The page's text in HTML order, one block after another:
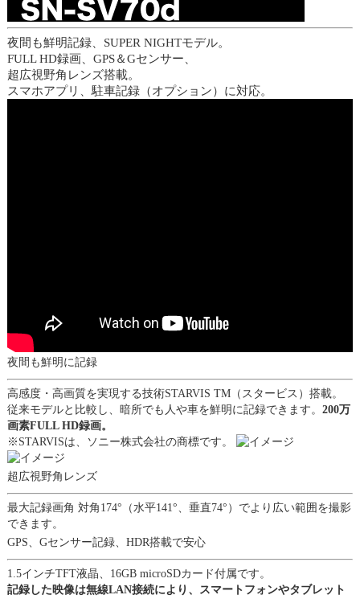
夜間も鮮明記録、SUPER NIGHTモデル。
FULL HD録画、GPS＆Gセンサー、
超広視野角レンズ搭載。
スマホアプリ、駐車記録（オプション）に対応。
夜間も鮮明に記録
高感度・高画質を実現する技術STARVIS TM（スタービス）搭載。
従来モデルと比較し、暗所でも人や車を鮮明に記録できます。 200万
画素FULL HD録画。
※STARVISは、ソニー株式会社の商標です。
超広視野角レンズ
最大記録画角 対角174°（水平141°、垂直74°）でより広い範囲を撮影
できます。
GPS、Gセンサー記録、HDR搭載で安心
1.5インチTFT液晶、16GB microSDカード付属です。
記録した映像は無線LAN接続により、スマートフォンやタブレット